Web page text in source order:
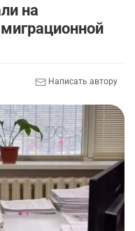
логистики
на
Написать автору